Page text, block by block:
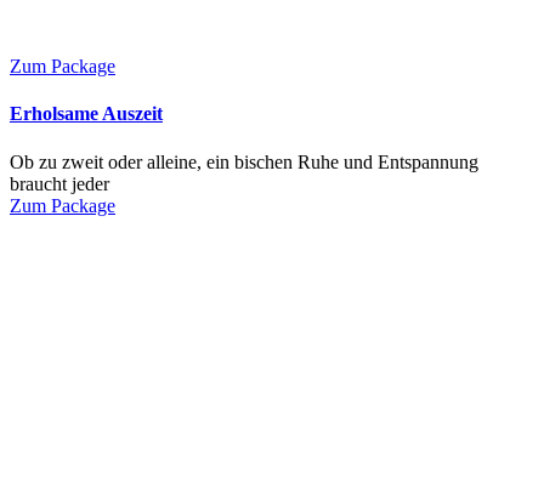
Zum Package
Erholsame Auszeit
Ob zu zweit oder alleine, ein bischen Ruhe und Entspannung
braucht jeder
Zum Package